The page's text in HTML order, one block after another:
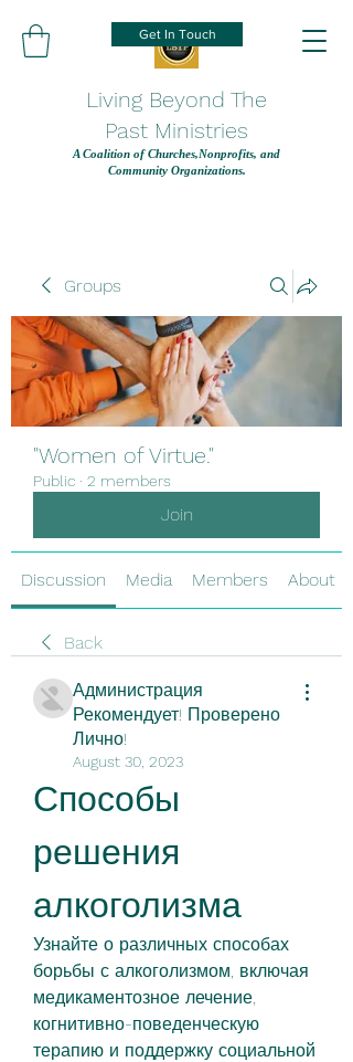
Living Beyond The
Past Ministries
A Coalition of Churches,Nonprofits, and
Community Organizations.
Get In Touch
Groups
"Women of Virtue."
Public · 2 members
Join
Discussion Media Members About
Back
Администрация
Рекомендует! Проверено
Лично!
August 30, 2023
Способы
решения
алкоголизма
Узнайте о различных способах
борьбы с алкоголизмом, включая
медикаментозное лечение,
когнитивно-поведенческую
терапию и поддержку социальной